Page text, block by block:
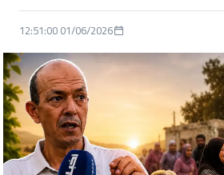
01/06/2026 12:51:00